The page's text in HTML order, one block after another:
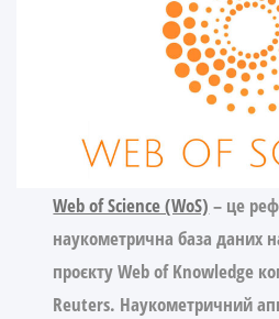
Web of Science (WoS) – це
наукометрична база даних
проєкту Web of Knowledge
Reuters. Наукометричний